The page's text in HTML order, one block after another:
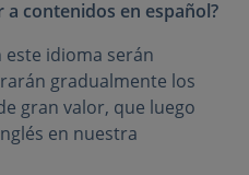
a contenidos en español?
idioma serán
gradualmente los
gran valor, que luego
en nuestra